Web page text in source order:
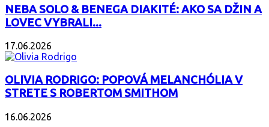
NEBA SOLO & BENEGA DIAKITÉ: AKO SA DŽIN A
LOVEC VYBRALI...
17.06.2026
OLIVIA RODRIGO: POPOVÁ MELANCHÓLIA V
STRETE S ROBERTOM SMITHOM
16.06.2026